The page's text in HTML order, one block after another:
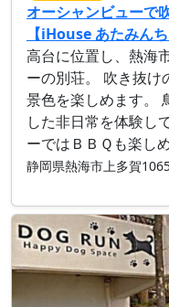
オーシャンビューで
【iHouse あたみんち
高台に位置し、熱海
ーの別荘。 吹き抜け
景色を楽しめます。
した非日常を体験し
ーではＢＢＱも楽しめ
静岡県熱海市上多賀